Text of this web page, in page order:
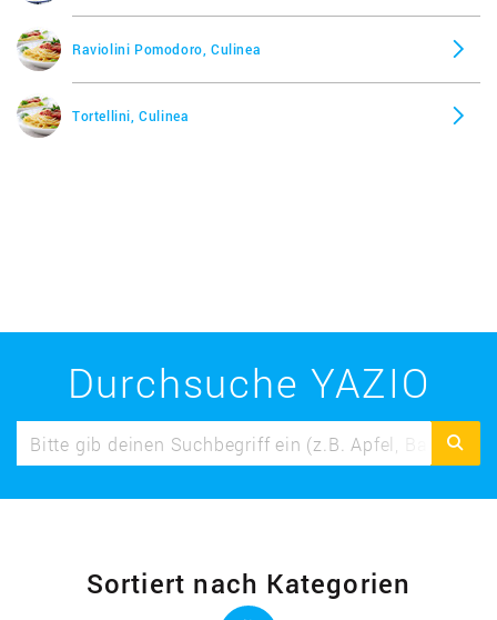
Raviolini Pomodoro, Culinea
Tortellini, Culinea
Durchsuche YAZIO
Sortiert nach Kategorien